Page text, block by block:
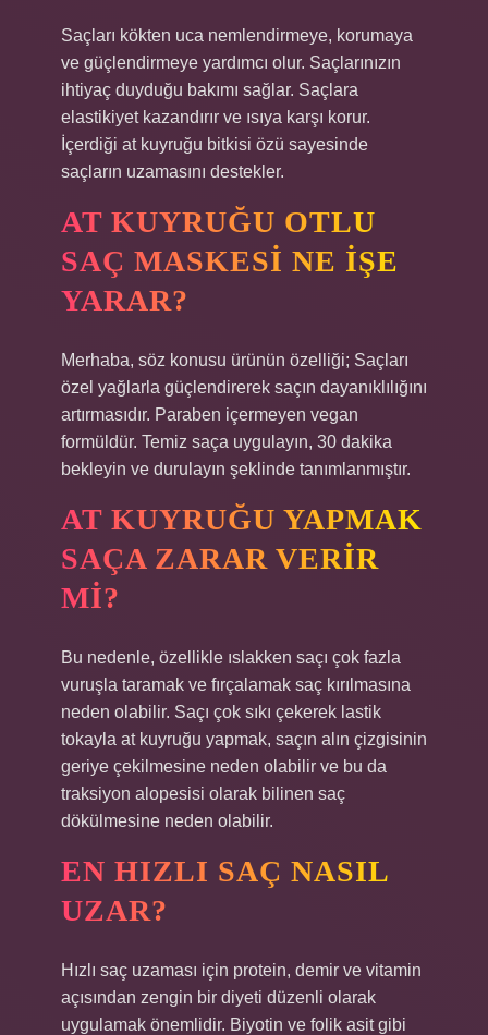
Saçları kökten uca nemlendirmeye, korumaya
ve güçlendirmeye yardımcı olur. Saçlarınızın
ihtiyaç duyduğu bakımı sağlar. Saçlara
elastikiyet kazandırır ve ısıya karşı korur.
İçerdiği at kuyruğu bitkisi özü sayesinde
saçların uzamasını destekler.
AT KUYRUĞU OTLU
SAÇ MASKESI NE IŞE
YARAR?
Merhaba, söz konusu ürünün özelliği; Saçları
özel yağlarla güçlendirerek saçın dayanıklılığını
artırmasıdır. Paraben içermeyen vegan
formüldür. Temiz saça uygulayın, 30 dakika
bekleyin ve durulayın şeklinde tanımlanmıştır.
AT KUYRUĞU YAPMAK
SAÇA ZARAR VERIR
MI?
Bu nedenle, özellikle ıslakken saçı çok fazla
vuruşla taramak ve fırçalamak saç kırılmasına
neden olabilir. Saçı çok sıkı çekerek lastik
tokayla at kuyruğu yapmak, saçın alın çizgisinin
geriye çekilmesine neden olabilir ve bu da
traksiyon alopesisi olarak bilinen saç
dökülmesine neden olabilir.
EN HIZLI SAÇ NASIL
UZAR?
Hızlı saç uzaması için protein, demir ve vitamin
açısından zengin bir diyeti düzenli olarak
uygulamak önemlidir. Biyotin ve folik asit gibi